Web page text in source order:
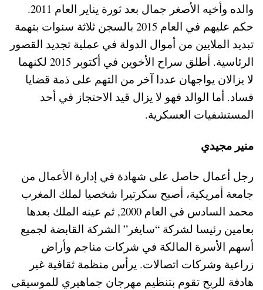
والده وأخيه الأصغر جمال بعد ثورة يناير العام 2011.
حكم عليهم في العام 2015 بالسجن ثلاثة سنوات بتهمة
تبديد الملايين من أموال الدولة في عملية تجديد القصور
الرئاسية. أطلق سراح الأخوين في أكتوبر 2015 لكنهما
لا يزالان يواجهان عددا آخر من التهم على ذمة قضايا
فساد. أما الوالد فهو لا يزال قيد الاحتجاز في أحد
المستشفيات العسكرية.
منير مجيدي
رجل أعمال حاصل على شهادة في إدارة الأعمال من
جامعة أمريكية، أصبح سكرتيرا شخصيا لملك المغرب
محمد السادس في العام 2000, ثم عينه الملك بعدها
بعامين رئيسا لشركة “سايغر” الشركة القابضة لجميع
أسهم الأسرة المالكة في شركات مناجم وأراض
زراعية وشركات اتصالات. يرأس منظمة ثقافية غير
هادفة للربح تقوم بتنظيم مهرجان جماهيري للموسيقى